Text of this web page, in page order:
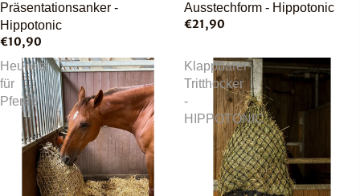
Präsentationsanker -
Hippotonic
€10,90
Ausstechform - Hippotonic
€21,90
Heunetz
für
Pferde
Klappbarer
Tritthocker
-
HIPPOTONIC